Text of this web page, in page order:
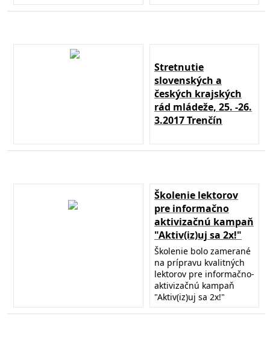
Stretnutie
slovenských a
českých krajských
rád mládeže, 25. -26.
3.2017 Trenčín
Školenie lektorov
pre informačno
aktivizačnú kampaň
"Aktiv(iz)uj sa 2x!"
Školenie bolo zamerané
na prípravu kvalitných
lektorov pre informačno-
aktivizačnú kampaň
"Aktiv(iz)uj sa 2x!"